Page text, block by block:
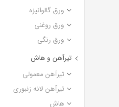
ورق گالوانیزه
ورق روغنی
ورق رنگی
تیرآهن و هاش
تیرآهن معمولی
تیرآهن لانه زنبوری
هاش